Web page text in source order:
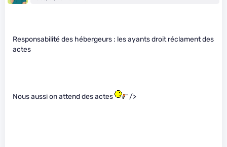
Responsabilité des hébergeurs : les ayants droit réclament des
actes
Nous aussi on attend des actes " />